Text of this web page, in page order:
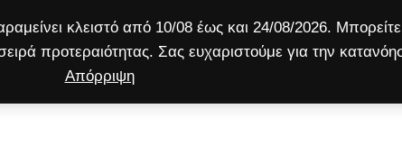
κλειστό από 10/08 έως και 24/08/2026. Μπορείτε
προτεραιότητας. Σας ευχαριστούμε για την
Απόρριψη
Μικρό ζώο
άρωμα
Μήλο